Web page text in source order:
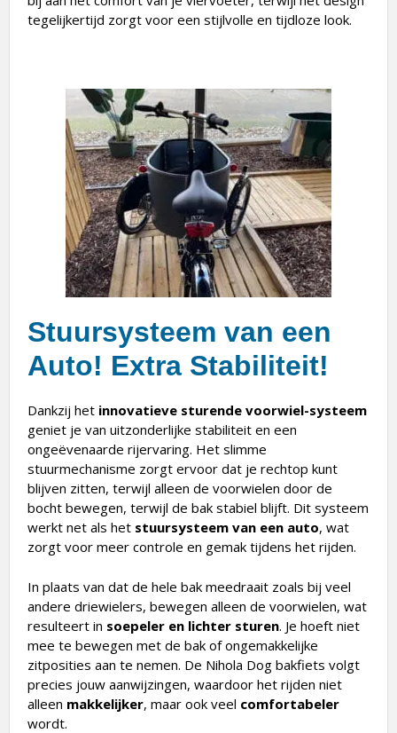
tegelijkertijd zorgt voor een stijlvolle en tijdloze look.
Stuursysteem van een
Auto! Extra Stabiliteit!
Dankzij het innovatieve sturende voorwiel-systeem
geniet je van uitzonderlijke stabiliteit en een
ongeëvenaarde rijervaring. Het slimme
stuurmechanisme zorgt ervoor dat je rechtop kunt
blijven zitten, terwijl alleen de voorwielen door de
bocht bewegen, terwijl de bak stabiel blijft. Dit systeem
werkt net als het stuursysteem van een auto, wat
zorgt voor meer controle en gemak tijdens het rijden.
In plaats van dat de hele bak meedraait zoals bij veel
andere driewielers, bewegen alleen de voorwielen, wat
resulteert in soepeler en lichter sturen. Je hoeft niet
mee te bewegen met de bak of ongemakkelijke
zitposities aan te nemen. De Nihola Dog bakfiets volgt
precies jouw aanwijzingen, waardoor het rijden niet
alleen makkelijker, maar ook veel comfortabeler
wordt.